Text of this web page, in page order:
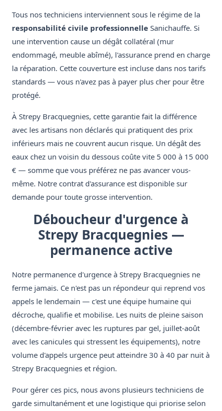
Tous nos techniciens interviennent sous le régime de la
responsabilité civile professionnelle Sanichauffe. Si
une intervention cause un dégât collatéral (mur
endommagé, meuble abîmé), l'assurance prend en charge
la réparation. Cette couverture est incluse dans nos tarifs
standards — vous n'avez pas à payer plus cher pour être
protégé.
À Strepy Bracquegnies, cette garantie fait la différence
avec les artisans non déclarés qui pratiquent des prix
inférieurs mais ne couvrent aucun risque. Un dégât des
eaux chez un voisin du dessous coûte vite 5 000 à 15 000
€ — somme que vous préférez ne pas avancer vous-
même. Notre contrat d'assurance est disponible sur
demande pour toute grosse intervention.
Déboucheur d'urgence à
Strepy Bracquegnies —
permanence active
Notre permanence d'urgence à Strepy Bracquegnies ne
ferme jamais. Ce n'est pas un répondeur qui reprend vos
appels le lendemain — c'est une équipe humaine qui
décroche, qualifie et mobilise. Les nuits de pleine saison
(décembre-février avec les ruptures par gel, juillet-août
avec les canicules qui stressent les équipements), notre
volume d'appels urgence peut atteindre 30 à 40 par nuit à
Strepy Bracquegnies et région.
Pour gérer ces pics, nous avons plusieurs techniciens de
garde simultanément et une logistique qui priorise selon